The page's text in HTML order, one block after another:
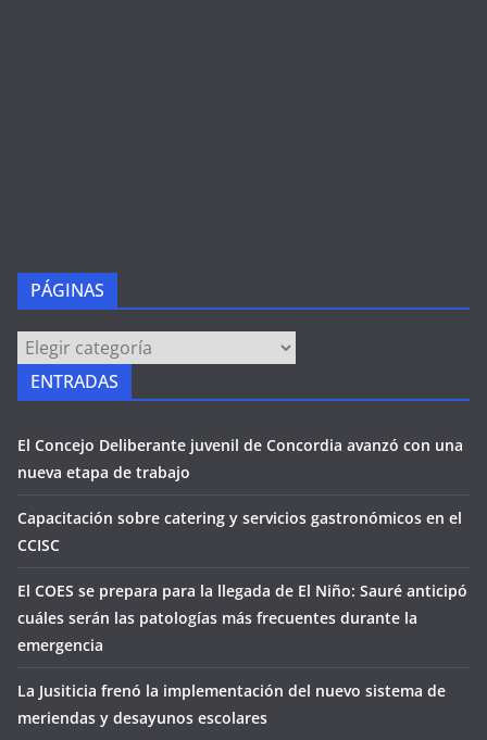
PÁGINAS
PÁGINAS
ENTRADAS
El Concejo Deliberante juvenil de Concordia avanzó con una
nueva etapa de trabajo
Capacitación sobre catering y servicios gastronómicos en el
CCISC
El COES se prepara para la llegada de El Niño: Sauré anticipó
cuáles serán las patologías más frecuentes durante la
emergencia
La Jusiticia frenó la implementación del nuevo sistema de
meriendas y desayunos escolares